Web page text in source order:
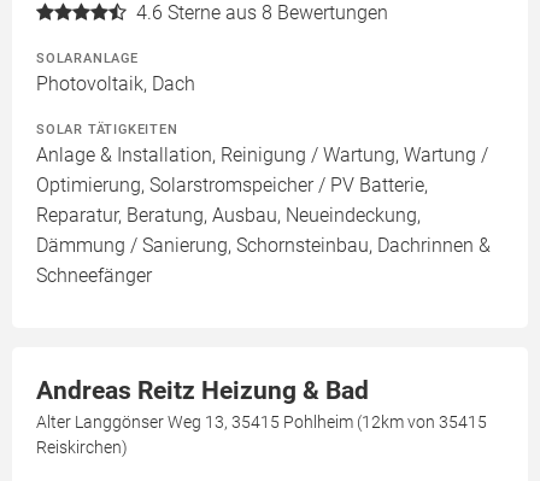
4.6 Sterne aus 8 Bewertungen
SOLARANLAGE
Photovoltaik, Dach
SOLAR TÄTIGKEITEN
Anlage & Installation, Reinigung / Wartung, Wartung /
Optimierung, Solarstromspeicher / PV Batterie,
Reparatur, Beratung, Ausbau, Neueindeckung,
Dämmung / Sanierung, Schornsteinbau, Dachrinnen &
Schneefänger
Andreas Reitz Heizung & Bad
Alter Langgönser Weg 13, 35415 Pohlheim (12km von 35415
Reiskirchen)